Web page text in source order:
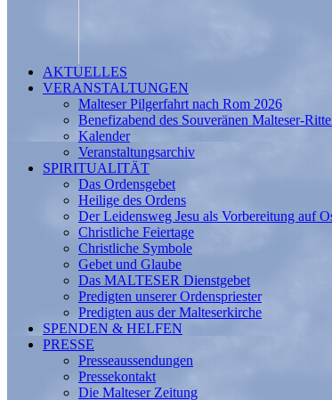
AKTUELLES
VERANSTALTUNGEN
Malteser Pilgerfahrt nach Rom 2026
Benefizabend des Souveränen Malteser-
Kalender
Veranstaltungsarchiv
SPIRITUALITÄT
Das Ordensgebet
Heilige des Ordens
Der Leidensweg Jesu als Vorbereitung auf
Christliche Feiertage
Christliche Symbole
Gebet und Glaube
Das MALTESER Dienstgebet
Predigten unserer Ordenspriester
Predigten aus der Malteserkirche
SPENDEN & HELFEN
PRESSE
Presseaussendungen
Pressekontakt
Die Malteser Zeitung